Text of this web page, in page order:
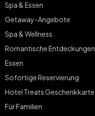
Spa & Essen
Getaway-Angebote
Spa & Wellness
Romantische Entdeckungen
Essen
Sofortige Reservierung
Hotel Treats Geschenkkarte
Für Familien